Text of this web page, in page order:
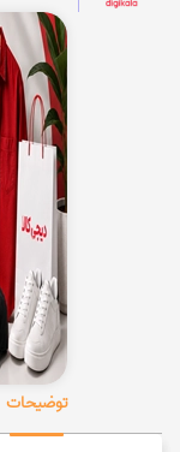
توضیحات